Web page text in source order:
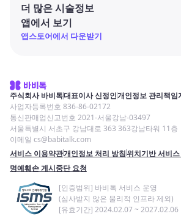
더 많은 시술정보
앱에서 보기
앱스토어에서 다운받기
주식회사 바비톡대표이사 신정인개인정보 관리책임
사업자등록번호 836-86-02172
통신판매업신고번호 2021-서울강남-03497
서울특별시 서초구 강남대로 363 363강남타워 11층
이메일 cs@babitalk.com
서비스 이용약관개인정보 처리 방침위치기반 서비
명예훼손 게시중단 요청
[인증범위] 바비톡 서비스 운영
(심사받지 않은 물리적 인프라 제외)
[유효기간] 2024.02.07 ~ 2027.02.06